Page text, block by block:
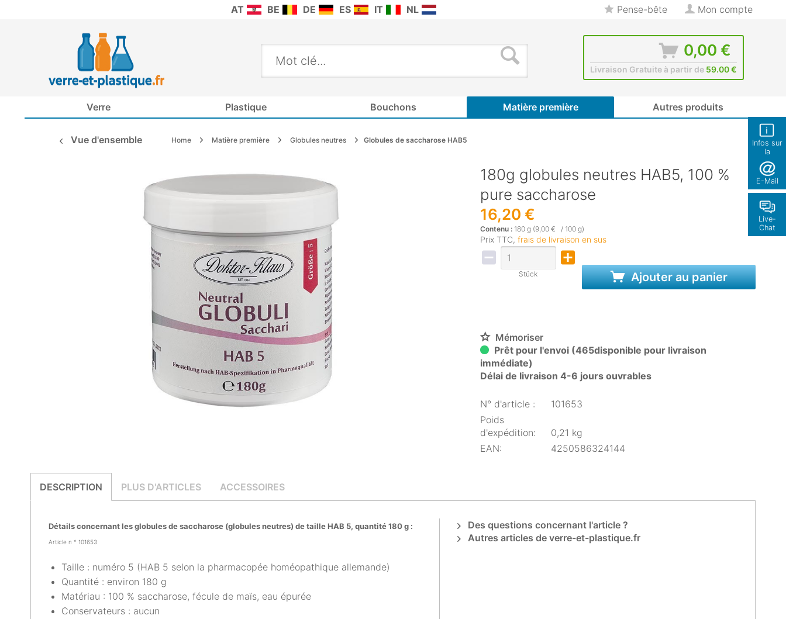
Infos sur
la
boutique
E-Mail
Live-
Chat
AT BE DE ES IT NL Pense-bête Mon compte
0,00 €
Livraison Gratuite à partir de 59.00 €
Verre Plastique Bouchons Matière première Autres produits
Vue d'ensemble Home Matière première Globules neutres Globules de saccharose HAB5
180g globules neutres HAB5, 100 %
pure saccharose
16,20 €
Contenu : 180 g (9,00 € / 100 g)
Prix TTC, frais de livraison en sus
Stück Ajouter au panier
Mémoriser
Prêt pour l'envoi (465disponible pour livraison
immédiate)
Délai de livraison 4-6 jours ouvrables
N° d'article :
101653
Poids
d'expédition:
0,21 kg
EAN:
4250586324144
DESCRIPTION PLUS D'ARTICLES ACCESSOIRES
Détails concernant les globules de saccharose (globules neutres) de taille HAB 5, quantité 180 g :
Article n ° 101653
Taille : numéro 5 (HAB 5 selon la pharmacopée homéopathique allemande)
Quantité : environ 180 g
Matériau : 100 % saccharose, fécule de maïs, eau épurée
Conservateurs : aucun
Des questions concernant l'article ?
Autres articles de verre-et-plastique.fr